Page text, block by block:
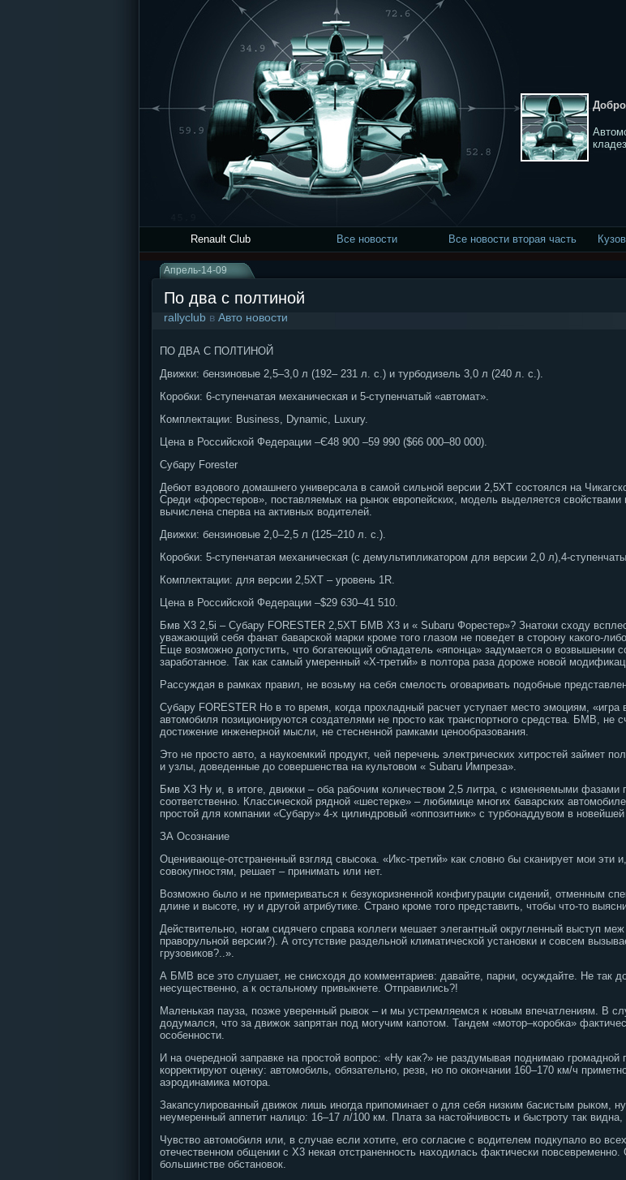
Renault Club Все новости Все новости вторая часть
Апрель-14-09
По два с полтиной
rallyclub в Авто новости
ПО ДВА С ПОЛТИНОЙ
Движки: бензиновые 2,5–3,0 л (192– 231 л. с.) и турбодизель 3,0 л (240 л. с.).
Коробки: 6-ступенчатая механическая и 5-ступенчатый «автомат».
Комплектации: Business, Dynamic, Luxury.
Цена в Российской Федерации –Є48 900 –59 990 ($66 000–80 000).
Субару Forester
Дебют вэдового домашнего универсала в самой сильной версии 2,5ХТ состоялся на
Среди «форестеров», поставляемых на рынок европейских, модель выделяется свойствами
вычислена сперва на активных водителей.
Движки: бензиновые 2,0–2,5 л (125–210 л. с.).
Коробки: 5-ступенчатая механическая (с демультипликатором для версии 2,0 л),4-
Комплектации: для версии 2,5ХТ – уровень 1R.
Цена в Российской Федерации –$29 630–41 510.
Бмв X3 2,5i – Субару FORESTER 2,5ХT БМВ Х3 и « Subaru Форестер»? Знатоки сходу
уважающий себя фанат баварской марки кроме того глазом не поведет в сторону какого-
Еще возможно допустить, что богатеющий обладатель «японца» задумается о возвышении
заработанное. Так как самый умеренный «Х-третий» в полтора раза дороже новой
Рассуждая в рамках правил, не возьму на себя смелость оговаривать подобные
Субару FORESTER Но в то время, когда прохладный расчет уступает место эмоциям,
автомобиля позиционируются создателями не просто как транспортного средства. БМВ, не
достижение инженерной мысли, не стесненной рамками ценообразования.
Это не просто авто, а наукоемкий продукт, чей перечень электрических хитростей займет
и узлы, доведенные до совершенства на культовом « Subaru Импреза».
Бмв X3 Ну и, в итоге, движки – оба рабочим количеством 2,5 литра, с изменяемыми фазами
соответственно. Классической рядной «шестерке» – любимице многих баварских
простой для компании «Субару» 4-х цилиндровый «оппозитник» с турбонаддувом в
ЗА Осознание
Оценивающе-отстраненный взгляд свысока. «Икс-третий» как словно бы сканирует мои эти
совокупностям, решает – принимать или нет.
Возможно было и не примериваться к безукоризненной конфигурации сидений, отменным
длине и высоте, ну и другой атрибутике. Страно кроме того представить, чтобы что-то
Действительно, ногам сидячего справа коллеги мешает элегантный округленный выступ
праворульной версии?). А отсутствие раздельной климатической установки и совсем
грузовиков?..».
А БМВ все это слушает, не снисходя до комментариев: давайте, парни, осуждайте. Не так
несущественно, а к остальному привыкнете. Отправились?!
Маленькая пауза, позже уверенный рывок – и мы устремляемся к новым впечатлениям. В
додумался, что за движок запрятан под могучим капотом. Тандем «мотор–коробка»
особенности.
И на очередной заправке на простой вопрос: «Ну как?» не раздумывая поднимаю громадной
корректируют оценку: автомобиль, обязательно, резв, но по окончании 160–170 км/ч
аэродинамика мотора.
Закапсулированный движок лишь иногда припоминает о для себя низким басистым рыком,
неумеренный аппетит налицо: 16–17 л/100 км. Плата за настойчивость и быстроту так
Чувство автомобиля или, в случае если хотите, его согласие с водителем подкупало во
отечественном общении с Х3 некая отстраненность находилась фактически
большинстве обстановок.